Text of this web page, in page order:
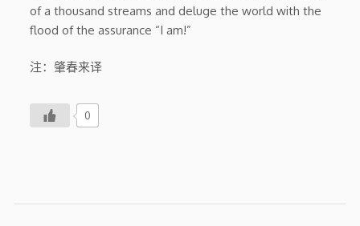
of a thousand streams and deluge the world with the
flood of the assurance “I am!”
注：肇春来译
0